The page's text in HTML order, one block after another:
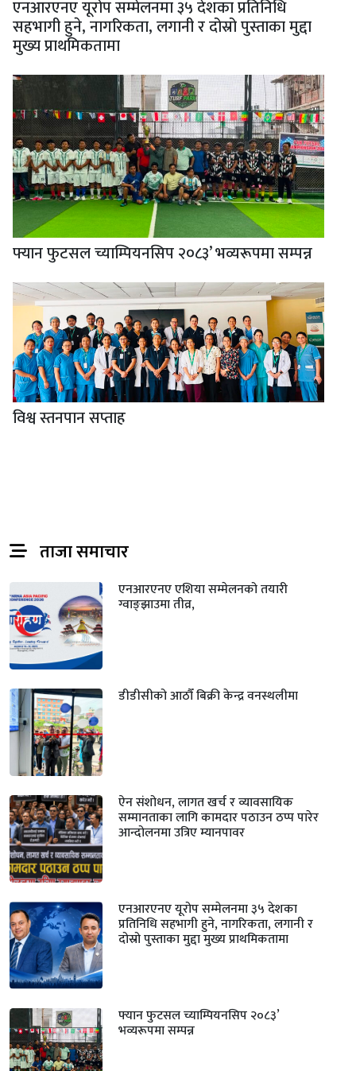
एनआरएनए यूरोप सम्मेलनमा ३५ देशका प्रतिनिधि
सहभागी हुने, नागरिकता, लगानी र दोस्रो पुस्ताका मुद्दा
मुख्य प्राथमिकतामा
फ्यान फुटसल च्याम्पियनसिप २०८३’ भव्यरूपमा सम्पन्न
विश्व स्तनपान सप्ताह
ताजा समाचार
एनआरएनए एशिया सम्मेलनको तयारी
ग्वाङ्झाउमा तीव्र,
डीडीसीको आठौँ बिक्री केन्द्र वनस्थलीमा
ऐन संशोधन, लागत खर्च र व्यावसायिक
सम्मानताका लागि कामदार पठाउन ठप्प पारेर
आन्दोलनमा उत्रिए म्यानपावर
एनआरएनए यूरोप सम्मेलनमा ३५ देशका
प्रतिनिधि सहभागी हुने, नागरिकता, लगानी र
दोस्रो पुस्ताका मुद्दा मुख्य प्राथमिकतामा
फ्यान फुटसल च्याम्पियनसिप २०८३’
भव्यरूपमा सम्पन्न